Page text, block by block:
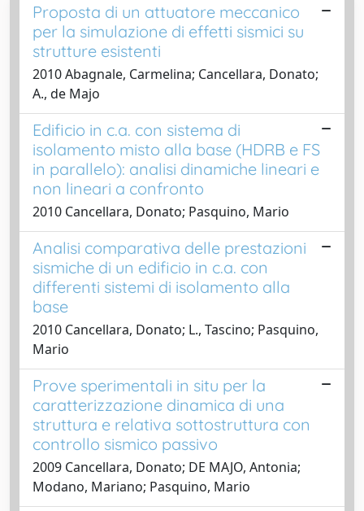
Proposta di un attuatore meccanico
per la simulazione di effetti sismici su
strutture esistenti
2010 Abagnale, Carmelina; Cancellara, Donato;
A., de Majo
Edificio in c.a. con sistema di
isolamento misto alla base (HDRB e FS
in parallelo): analisi dinamiche lineari e
non lineari a confronto
2010 Cancellara, Donato; Pasquino, Mario
Analisi comparativa delle prestazioni
sismiche di un edificio in c.a. con
differenti sistemi di isolamento alla
base
2010 Cancellara, Donato; L., Tascino; Pasquino,
Mario
Prove sperimentali in situ per la
caratterizzazione dinamica di una
struttura e relativa sottostruttura con
controllo sismico passivo
2009 Cancellara, Donato; DE MAJO, Antonia;
Modano, Mariano; Pasquino, Mario